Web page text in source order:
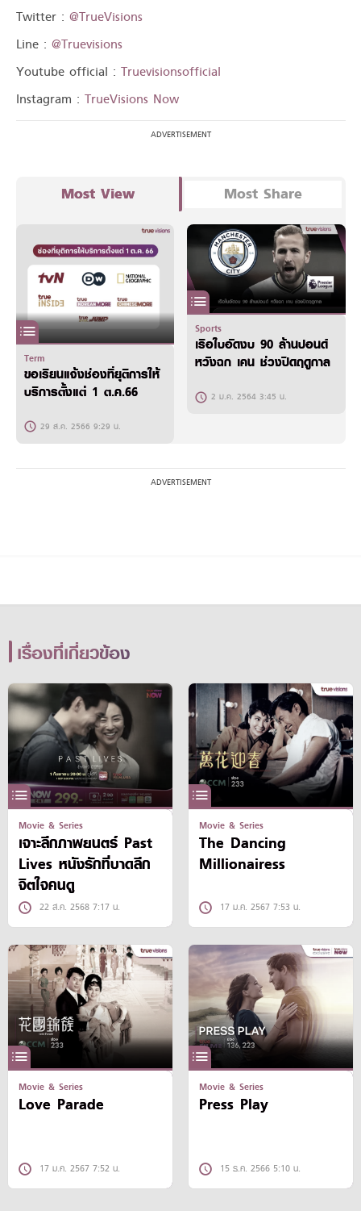
Twitter : @TrueVisions
Line : @Truevisions
Youtube official : Truevisionsofficial
Instagram : TrueVisions Now
Most View Most Share
Term
ขอเรียนแจ้งช่องที่ยุติการให้
บริการตั้งแต่ 1 ต.ค.66
29 ส.ค. 2566 9:29 น.
Sports
เรือใบอัดงบ 90 ล้านปอนด์
หวังฉก เคน ช่วงปิดฤดูกาล
2 ม.ค. 2564 3:45 น.
เรื่องที่เกี่ยวข้อง
Movie & Series
เจาะลึกภาพยนตร์ Past
Lives หนังรักที่บาดลึก
จิตใจคนดู
22 ส.ค. 2568 7:17 น.
Movie & Series
The Dancing
Millionairess
17 ม.ค. 2567 7:53 น.
Movie & Series
Love Parade
17 ม.ค. 2567 7:52 น.
Movie & Series
Press Play
15 ธ.ค. 2566 5:10 น.